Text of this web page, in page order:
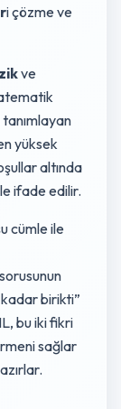
i çözme ve
ve
yüksek
altında
ifade edilir.
cümle ile
birikti”
bu iki fikri
sağlar